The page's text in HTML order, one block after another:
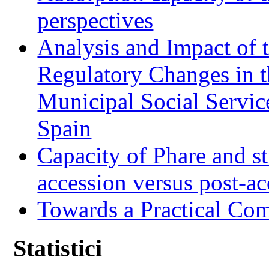
perspectives
Analysis and Impact of
Regulatory Changes in
Municipal Social
Spain
Capacity of Phare and
accession versus post-
Towards a Practical
Statistici